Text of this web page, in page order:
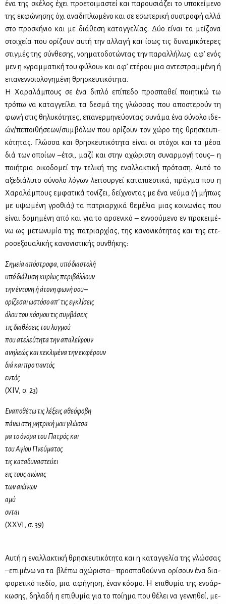
ένα της σκέ­λος έχει προ­ε­τοι­μα­στεί και πα­ρου­σιά­ζει το υπο­κεί­με­νο
της εκ­φώ­νη­σης όχι ανα­δι­πλω­μέ­νο και σε εσω­τε­ρι­κή συ­στρο­φή αλ­λά
στο προ­σκή­νιο και με διά­θε­ση κα­ταγ­γε­λί­ας. Δύο εί­ναι τα μεί­ζο­να
στοι­χεία που ορί­ζουν αυ­τή την αλ­λα­γή και ίσως τις δυ­να­μι­κό­τε­ρες
στιγ­μές της σύν­θε­σης, νοη­μα­το­δο­τώ­ντας την πα­ραλ­λή­λως: αφ’ ενός
μεν η «γραμ­μα­τι­κή του φύ­λου» και αφ’ ετέ­ρου μια αντε­στραμ­μέ­νη ή
επα­νεν­νοιο­λο­γη­μέ­νη θρη­σκευ­τι­κό­τη­τα.
Η Χα­ρα­λά­μπους σε ένα δι­πλό επί­πε­δο προ­σπα­θεί ποι­η­τι­κώ τω
τρό­πω να κα­ταγ­γεί­λει τα δε­σμά της γλώσ­σας που απο­στε­ρούν τη
φω­νή στις θη­λυ­κό­τη­τες, επα­νερ­μη­νεύ­ο­ντας συ­νά­μα ένα σύ­νο­λο ιδε­
ών/πε­ποι­θή­σε­ων/συμ­βό­λων που ορί­ζουν τον χώ­ρο της θρη­σκευ­τι­
κό­τη­τας. Γλώσ­σα και θρη­σκευ­τι­κό­τη­τα εί­ναι οι στό­χοι και τα μέ­σα
διά των οποί­ων –έτσι, μα­ζί και στην αχώ­ρι­στη συ­ναρ­μο­γή τους– η
ποι­ή­τρια οι­κο­δο­μεί την τε­λι­κή της εναλ­λα­κτι­κή πρό­τα­ση. Αυ­τό το
αξε­διά­λυ­το σύ­νο­λο λό­γων λει­τουρ­γεί κα­τα­πιε­στι­κά, πράγ­μα που η
Χα­ρα­λά­μπους εμ­φα­τι­κά το­νί­ζει, δεί­χνο­ντας με ένα νεύ­μα (ή μή­πως
με υψω­μέ­νη γρο­θιά;) τα πα­τριαρ­χι­κά θε­μέ­λια μιας κοι­νω­νί­ας που
εί­ναι δο­μη­μέ­νη από και για το αρ­σε­νι­κό – εν­νο­ού­με­νο εν προ­κει­μέ­
νω ως με­τω­νυ­μία της πα­τριαρ­χί­ας, της κα­νο­νι­κό­τη­τας και της ετε­
ρο­σε­ξουα­λι­κής κα­νο­νι­στι­κής συν­θή­κης:
Ση­μεία από­στρο­φα, υπό δια­στο­λή
υπό διά­λυ­ση κυ­ρί­ως πε­ρι­βάλ­λουν
την έντο­νη ή άτο­νη φω­νή σου–
ορί­ζε­σαι ωστό­σο απ’ τις εγκλί­σεις
όλου του κό­σμου τις συμ­βά­σεις
τις δια­θέ­σεις του λυγ­μού
που ατε­λεύ­τη­τα την απα­λεί­φουν
ανη­λε­ώς και κε­κλι­μέ­να την εκ­φέ­ρουν
διά και προ πα­ντός
εντός
(XIV, σ. 23)
Ενα­πο­θέ­τω τις λέ­ξεις αθε­ό­φο­βη
πά­νω στη μη­τρι­κή μου γλώσ­σα
μα το όνο­μα του Πα­τρός και
του Αγί­ου Πνεύ­μα­τος
τις κα­τα­δυ­να­στεύ­ει
εις τους αιώ­νας
των αιώ­νων
αμύ
ονται
(XXVI, σ. 39)
Αυ­τή η εναλ­λα­κτι­κή θρη­σκευ­τι­κό­τη­τα και η κα­ταγ­γε­λία της γλώσ­σας
–επι­μέ­νω να τα βλέ­πω αχώ­ρι­στα– προ­σπα­θούν να ορί­σουν ένα δια­
φο­ρε­τι­κό πε­δίο, μια αφή­γη­ση, έναν κό­σμο. Η επι­θυ­μία της εν­σάρ­
κω­σης, δη­λα­δή η επι­θυ­μία για το ποί­η­μα που θέ­λει να γεν­νη­θεί, με­